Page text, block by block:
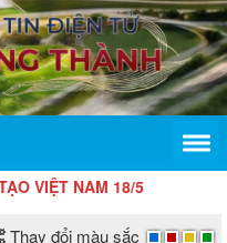
VIỆT NAM 18/5
Thay đổi màu sắc